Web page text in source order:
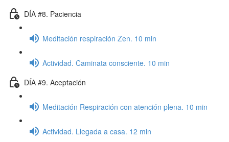
DÍA #8. Paciencia
Meditación respiración Zen. 10 min
Actividad. Caminata consciente. 10 min
DÍA #9. Aceptación
Meditación Respiración con atención plena. 10 min
Actividad. Llegada a casa. 12 min